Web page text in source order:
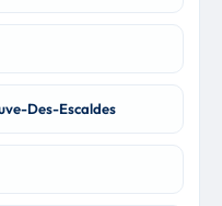
Des-Escaldes